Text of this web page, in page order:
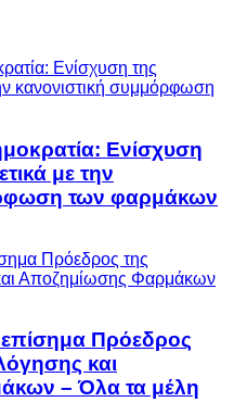
Ενίσχυση
με την
των φαρμάκων
Πρόεδρος
και
– Όλα τα μέλη